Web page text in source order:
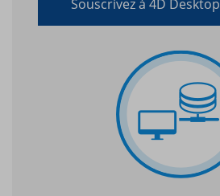
Souscrivez à 4D Desktop